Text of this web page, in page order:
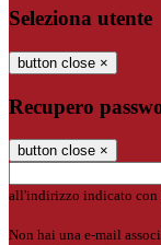
Seleziona utente
button close ×
Recupero
button close ×
all'indirizzo indicato con
Non hai una e-mail